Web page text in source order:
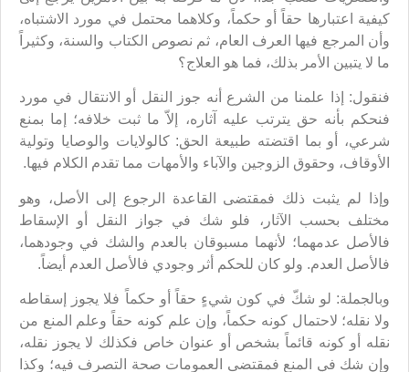
كيفية اعتبارها حقاً أو حكماً، وكلاهما محتمل في مورد الاشتباه،
وأن المرجع فيها العرف العام، ثم نصوص الكتاب والسنة، وكثيراً
ما لا يتبين الأمر بذلك، فما هو العلاج؟
فنقول: إذا علمنا من الشرع أنه جوز النقل أو الانتقال في مورد
فنحكم بأنه حق يترتب عليه آثاره، إلاّ ما ثبت خلافه؛ إما بمنع
شرعي، أو بما اقتضته طبيعة الحق: كالولايات والوصايا وتولية
الأوقاف، وحقوق الزوجين والآباء والأمهات مما تقدم الكلام فيها.
وإذا لم يثبت ذلك فمقتضى القاعدة الرجوع إلى الأصل، وهو
مختلف بحسب الآثار، فلو شك في جواز النقل أو الإسقاط
فالأصل عدمهما؛ لأنهما مسبوقان بالعدم والشك في وجودهما،
فالأصل العدم. ولو كان للحكم أثر وجودي فالأصل العدم أيضاً.
وبالجملة: لو شكّ في كون شيءٍ حقاً أو حكماً فلا يجوز إسقاطه
ولا نقله؛ لاحتمال كونه حكماً، وإن علم كونه حقاً وعلم المنع من
نقله أو كونه قائماً بشخص أو عنوان خاص فكذلك لا يجوز نقله،
وإن شك في المنع فمقتضى العمومات صحة التصرف فيه؛ وكذا